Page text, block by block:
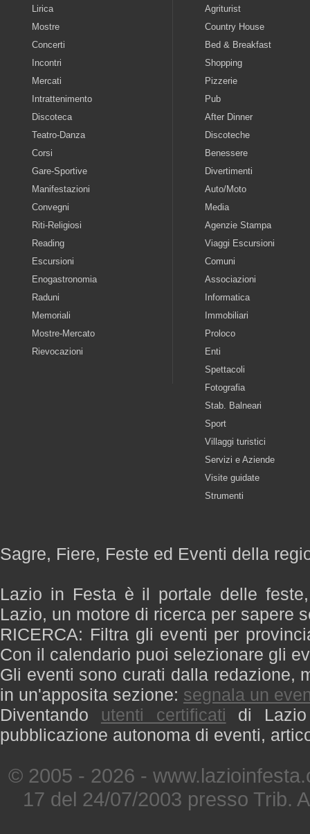
Lirica
Mostre
Concerti
Incontri
Mercati
Intrattenimento
Discoteca
Teatro-Danza
Corsi
Gare-Sportive
Manifestazioni
Convegni
Riti-Religiosi
Reading
Escursioni
Enogastronomia
Raduni
Memoriali
Mostre-Mercato
Rievocazioni
Agriturist
Country House
Bed & Breakfast
Shopping
Pizzerie
Pub
After Dinner
Discoteche
Benessere
Divertimenti
Auto/Moto
Media
Agenzie Stampa
Viaggi Escursioni
Comuni
Associazioni
Informatica
Immobiliari
Proloco
Enti
Spettacoli
Fotografia
Stab. Balneari
Sport
Villaggi turistici
Servizi e Aziende
Visite guidate
Strumenti
Sagre, Fiere, Feste ed Eventi della
Lazio in Festa è il portale delle
Lazio, un motore di ricerca per sapere
RICERCA: Filtra gli eventi per
Con il calendario puoi selezionare gli
Gli eventi sono curati dalla redazione,
in un'apposita sezione: segnala un
Diventando utenti certificati di
pubblicazione autonoma di eventi,
© 2005 - 2026 -
17 del 24/07/2003 presso Trib.